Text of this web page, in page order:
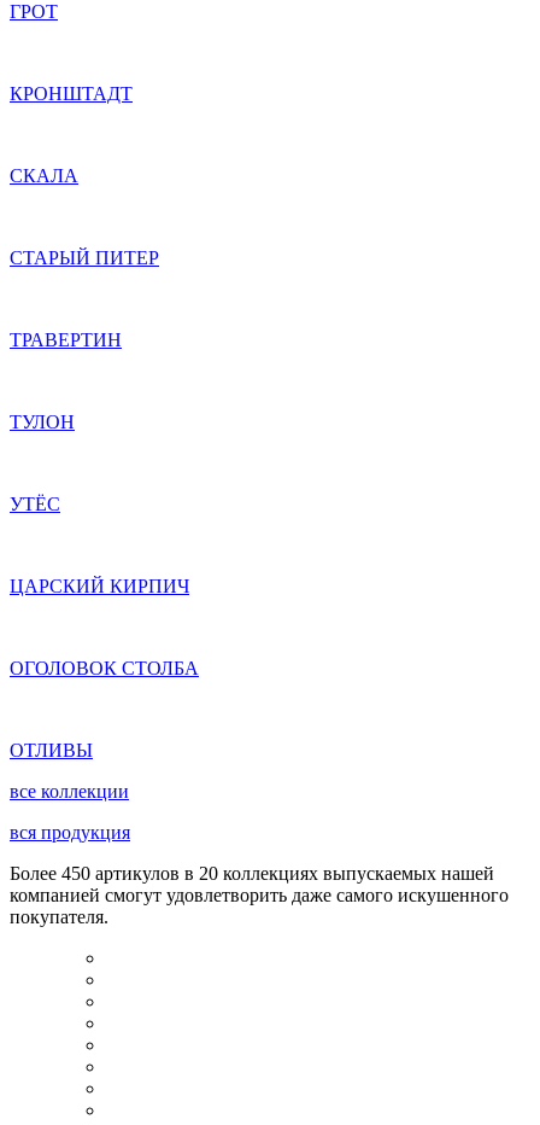
ГРОТ
КРОНШТАДТ
СКАЛА
СТАРЫЙ ПИТЕР
ТРАВЕРТИН
ТУЛОН
УТЁС
ЦАРСКИЙ КИРПИЧ
ОГОЛОВОК СТОЛБА
ОТЛИВЫ
все коллекции
вся продукция
Более 450 артикулов в 20 коллекциях выпускаемых нашей
компанией смогут удовлетворить даже самого искушенного
покупателя.